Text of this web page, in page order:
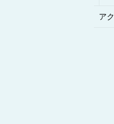
ア